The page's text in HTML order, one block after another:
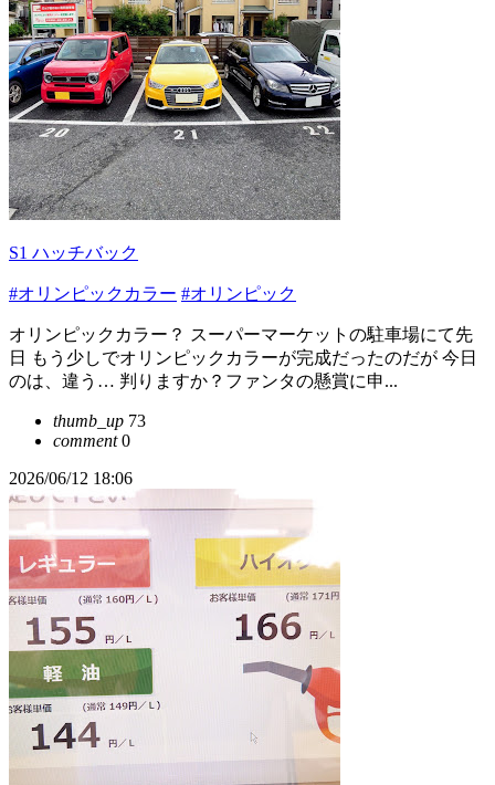
S1 ハッチバック
#オリンピックカラー #オリンピック
オリンピックカラー？ スーパーマーケットの駐車場にて先
日 もう少しでオリンピックカラーが完成だったのだが 今日
のは、違う… 判りますか？ファンタの懸賞に申...
thumb_up 73
comment0
2026/06/12 18:06